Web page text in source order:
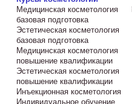
Медицинская косметология
базовая подготовка
Эстетическая косметология
базовая подготовка
Медицинская косметология
повышение квалификации
Эстетическая косметология
повышение квалификации
Инъекционная косметология
Индивидуальное обучение